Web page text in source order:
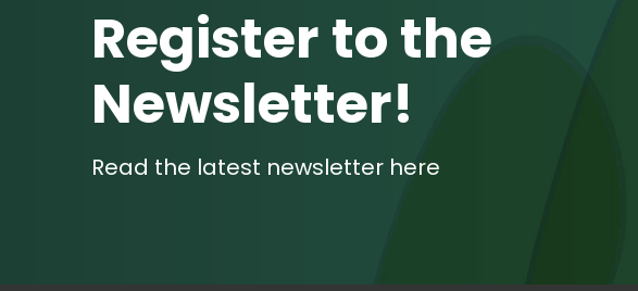
Register to the
Newsletter!
Read the latest newsletter here